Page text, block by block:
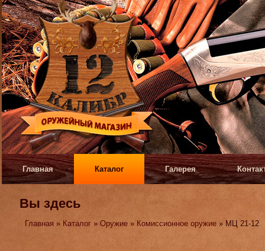
Главная Каталог Галерея
Вы здесь
Главная » Каталог »Оружие » Комиссионное оружие » МЦ 21-12